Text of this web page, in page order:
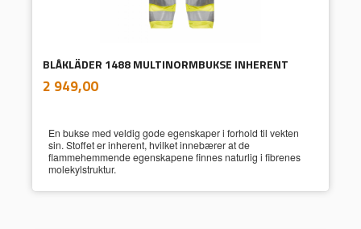
BLÅKLÄDER 1488 MULTINORMBUKSE INHERENT
Pris
2 949,00mva.
En bukse med veldig gode egenskaper i forhold til vekten
sin. Stoffet er inherent, hvilket innebærer at de
flammehemmende egenskapene finnes naturlig i fibrenes
molekylstruktur.